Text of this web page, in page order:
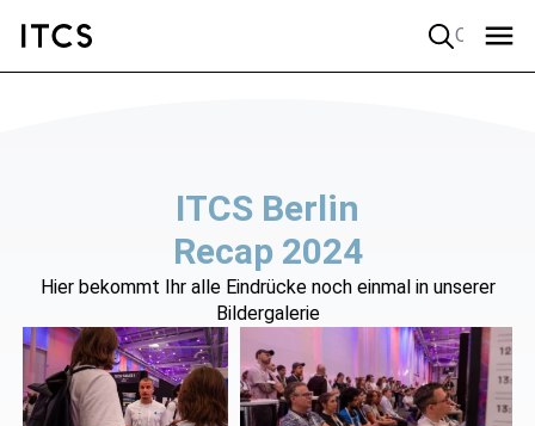
ITCS Berlin
Recap 2024
Hier bekommt Ihr alle Eindrücke noch einmal in unserer
Bildergalerie